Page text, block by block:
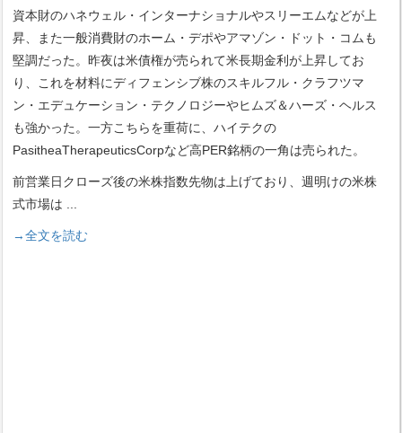
資本財のハネウェル・インターナショナルやスリーエムなどが上
昇、また一般消費財のホーム・デポやアマゾン・ドット・コムも
堅調だった。昨夜は米債権が売られて米長期金利が上昇してお
り、これを材料にディフェンシブ株のスキルフル・クラフツマ
ン・エデュケーション・テクノロジーやヒムズ＆ハーズ・ヘルス
も強かった。一方こちらを重荷に、ハイテクの
PasitheaTherapeuticsCorpなど高PER銘柄の一角は売られた。
前営業日クローズ後の米株指数先物は上げており、週明けの米株
式市場は
→全文を読む